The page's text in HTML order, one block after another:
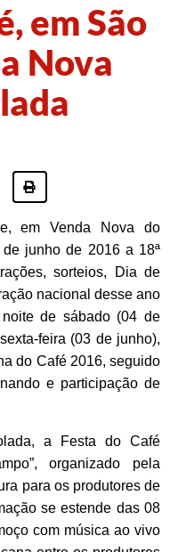
em São
Nova
em Venda Nova do
junho de 2016 a 18ª
sorteios, Dia de
nacional desse ano
de sábado (04 de
feira (03 de junho),
do Café 2016, seguido
e participação de
a Festa do Café
organizado pela
para os produtores de
se estende das 08
com música ao vivo